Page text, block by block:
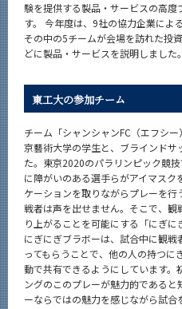
験を提供する製品・サービスの高
す。 今年度は、9社の協力企業によ
その中の5チームが会場を訪れた投
どに製品・サービスを説明しました。
東工大の参加チーム
チーム「シャンシャンFC（エフシ
京藝術大学の学生と、ブラインド
た。東京2020のパラリンピック競
に障がいのある選手らがアイマス
ケーションを取りながらプレーを
戦者は声を出せません。そこで、
り上がることを可能にする「にぎに
にぎにぎブラボーは、試合中に観
ってもらうことで、他の人の持つ
動で共有できるようにしています。
ングのこのプレーが魅力的である
ーならではの魅力を感じながら試合
サイ